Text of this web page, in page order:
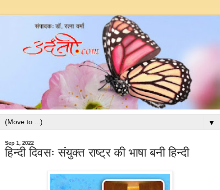
▼
Sep 1, 2022
हिन्दी दिवसः संयुक्त राष्ट्र की भाषा बनी हिन्दी